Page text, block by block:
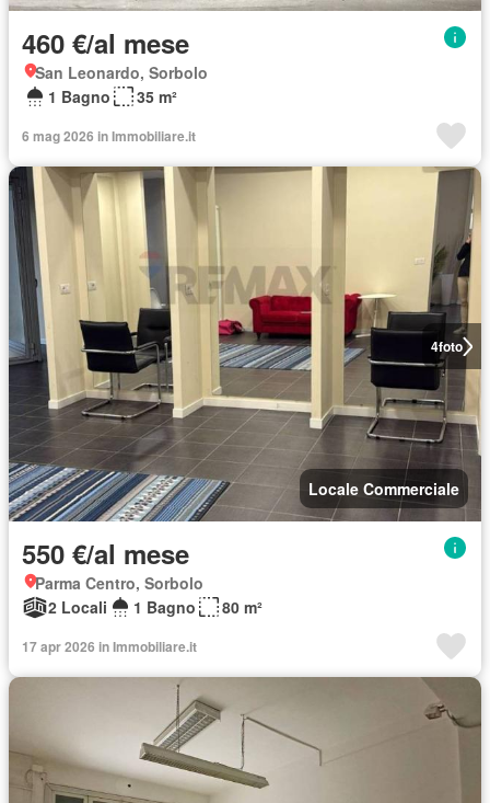
460 €/al mese
San Leonardo, Sorbolo
1 Bagno
35 m²
6 mag 2026 in Immobiliare.it
4foto
Locale Commerciale
550 €/al mese
Parma Centro, Sorbolo
2 Locali
1 Bagno 80 m²
17 apr 2026 in Immobiliare.it